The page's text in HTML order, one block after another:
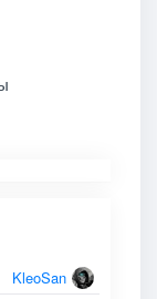
KleoSan